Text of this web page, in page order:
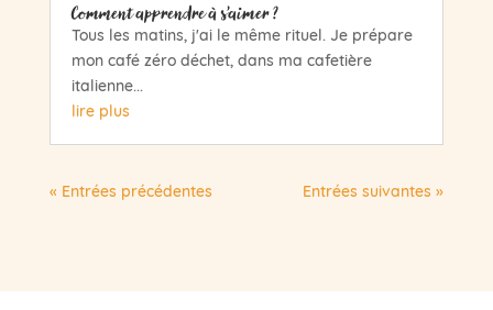
Comment apprendre à s’aimer ?
Tous les matins, j'ai le même rituel. Je prépare
mon café zéro déchet, dans ma cafetière
italienne...
lire plus
« Entrées précédentes Entrées suivantes »